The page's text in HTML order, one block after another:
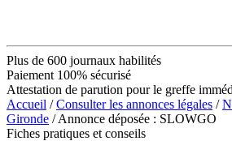
Plus de 600 journaux habilités
Paiement 100% sécurisé
Attestation de parution pour le greffe
Accueil /Consulter les annonces légales /
Gironde / Annonce déposée : SLOWGO
Fiches pratiques et conseils